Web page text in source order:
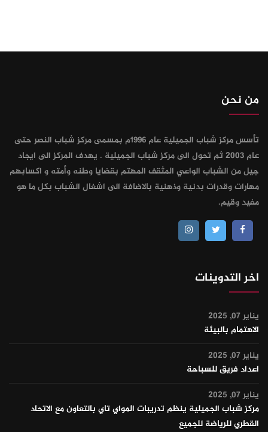
من نحن
تأسس مركز شباب الجميلية عام 1996م بمسمى مركز شباب النصر حتى
عام 2003 ثم تحول الى مركز شباب الجميلية . يهدف المركز الى ايجاد
جيل من الشباب الواعي المثقف المهتم بقضايا وطنه وأمته و اكسابهم
مهارات وقدرات بدنية وذهنية بالاضافة الى اشغال الشباب بكل ما هو
مفيد وقيم.
اخر التدوينات
يناير 07, 2025
الاهتمام بالبيئة
يناير 07, 2025
اعداد فريق للسباحة
يناير 07, 2025
مركز شباب الجميلية ينظم تدريبات المواي تاي بالتعاون مع الاتحاد
القطري للرياضة للجميع